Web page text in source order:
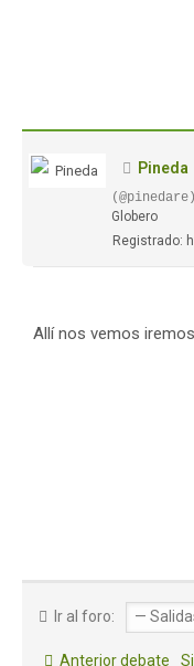
Pineda
(@pinedare)
Globero
Registrado:
Allí nos vemos
Ir al foro:
Anterior debate